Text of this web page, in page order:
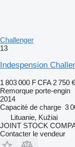
Challenger
13
Indespension
1 803 000 F CFA 2 750 €
Remorque porte-engin
2014
Capacité de charge 3
Lituanie, Kužiai
JOINT STOCK
Contacter le vendeur